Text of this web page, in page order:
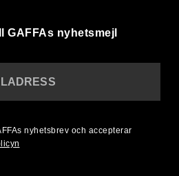
GAFFAs nyhetsmejl
nyhetsbrev och accepterar